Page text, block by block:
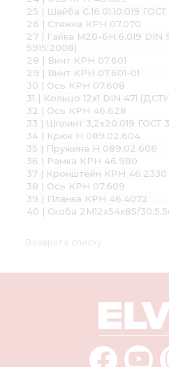
25 | Шайба С.16.01.10.019 ГОСТ
26 | Стяжка КРН 07.070
27 | Гайка М20-6H.6.019 DIN
5915:2008)
28 | Винт КРН 07.601
29 | Винт КРН 07.601-01
30 | Ось КРН 07.608
31 | Кольцо 12х1 DIN 471
32 | Ось КРН 46.628
33 | Шплинт 3,2х20.019 ГОСТ
34 | Крюк Н 089.02.604
35 | Пружина Н 089.02.606
36 | Рамка КРН 46.980
37 | Кронштейн КРН 46.2330
38 | Ось КРН 07.609
39 | Планка КРН 46.4072
40 | Скоба 2М12х54х85/
Возврат к списку